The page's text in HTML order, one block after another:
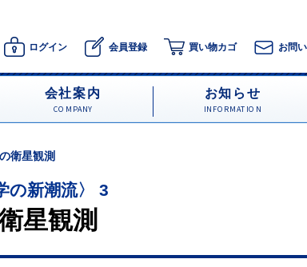
ログイン 会員登録 買い物カゴ お問
会社案内
COMPANY
お知らせ
INFORMATION
衛星観測
の新潮流〉 3
星観測